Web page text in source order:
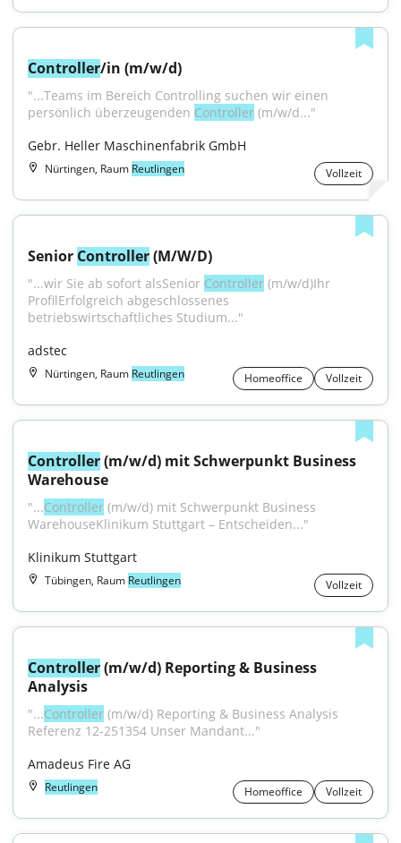
Controller/in (m/w/d)
"...Teams im Bereich Controlling suchen wir einen
persönlich überzeugenden Controller (m/w/d..."
Gebr. Heller Maschinenfabrik GmbH
Nürtingen, Raum Reutlingen Vollzeit
Senior Controller (M/W/D)
"...wir Sie ab sofort alsSenior Controller (m/w/d)Ihr
ProfilErfolgreich abgeschlossenes
betriebswirtschaftliches Studium..."
adstec
Nürtingen, Raum Reutlingen Homeoffice Vollzeit
Controller (m/w/d) mit Schwerpunkt Business
Warehouse
"...Controller (m/w/d) mit Schwerpunkt Business
WarehouseKlinikum Stuttgart – Entscheiden..."
Klinikum Stuttgart
Tübingen, Raum Reutlingen Vollzeit
Controller (m/w/d) Reporting & Business
Analysis
"...Controller (m/w/d) Reporting & Business Analysis
Referenz 12-251354 Unser Mandant..."
Amadeus Fire AG
Reutlingen Homeoffice Vollzeit